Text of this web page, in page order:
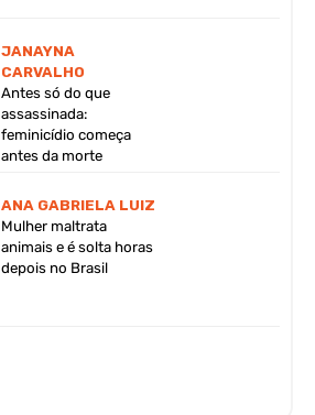
JANAYNA
CARVALHO
Antes só do que
assassinada:
feminicídio começa
antes da morte
ANA GABRIELA LUIZ
Mulher maltrata
animais e é solta horas
depois no Brasil